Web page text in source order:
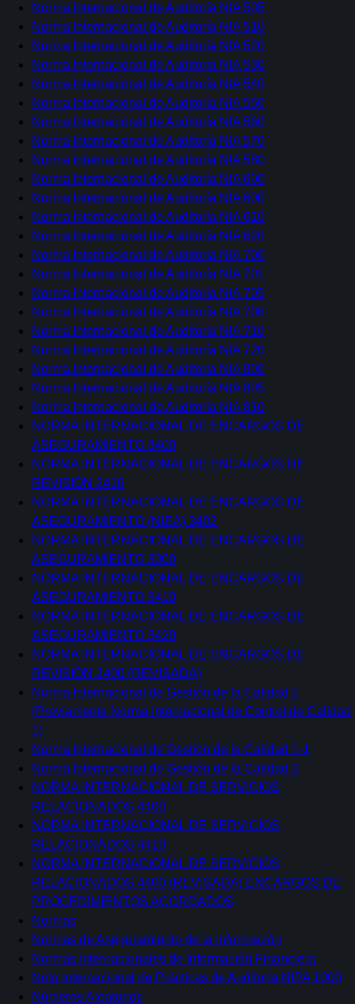
Norma Internacional de Auditoría NIA 505
Norma Internacional de Auditoría NIA 510
Norma Internacional de Auditoría NIA 520
Norma Internacional de Auditoría NIA 530
Norma Internacional de Auditoría NIA 540
Norma Internacional de Auditoría NIA 550
Norma Internacional de Auditoría NIA 560
Norma Internacional de Auditoría NIA 570
Norma Internacional de Auditoría NIA 580
Norma Internacional de Auditoría NIA 600
Norma Internacional de Auditoría NIA 600
Norma Internacional de Auditoría NIA 610
Norma Internacional de Auditoría NIA 620
Norma Internacional de Auditoría NIA 700
Norma Internacional de Auditoría NIA 701
Norma Internacional de Auditoría NIA 705
Norma Internacional de Auditoría NIA 706
Norma Internacional de Auditoría NIA 710
Norma Internacional de Auditoría NIA 720
Norma Internacional de Auditoría NIA 800
Norma Internacional de Auditoría NIA 805
Norma Internacional de Auditoría NIA 810
NORMA INTERNACIONAL DE ENCARGOS DE
ASEGURAMIENTO 3400
NORMA INTERNACIONAL DE ENCARGOS DE
REVISIÓN 2410
NORMA INTERNACIONAL DE ENCARGOS DE
ASEGURAMIENTO (NIEA) 3402
NORMA INTERNACIONAL DE ENCARGOS DE
ASEGURAMIENTO 3000
NORMA INTERNACIONAL DE ENCARGOS DE
ASEGURAMIENTO 3410
NORMA INTERNACIONAL DE ENCARGOS DE
ASEGURAMIENTO 3420
NORMA INTERNACIONAL DE ENCARGOS DE
REVISIÓN 2400 (REVISADA)
Norma Internacional de Gestión de la Calidad 1
(Previamente Norma Internacional de Control de Calidad
1)
Norma Internacional de Gestión de la Calidad 1-1
Norma Internacional de Gestión de la Calidad 2
NORMA INTERNACIONAL DE SERVICIOS
RELACIONADOS 4400
NORMA INTERNACIONAL DE SERVICIOS
RELACIONADOS 4410
NORMA INTERNACIONAL DE SERVICIOS
RELACIONADOS 4400 (REVISADA) ENCARGOS DE
PROCEDIMIENTOS ACORDADOS
Normas
Normas de Aseguramiento de la Información
Normas Internacionales de Información Financiera
Nota Internacional de Prácticas de Auditoría NIPA 1000
Números Aleatorios